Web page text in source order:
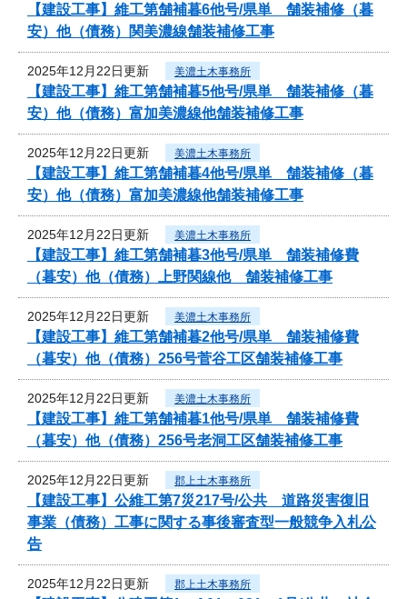
【建設工事】維工第舗補暮6他号/県単 舗装補修（暮
安）他（債務）関美濃線舗装補修工事
2025年12月22日更新 美濃土木事務所
【建設工事】維工第舗補暮5他号/県単 舗装補修（暮
安）他（債務）富加美濃線他舗装補修工事
2025年12月22日更新 美濃土木事務所
【建設工事】維工第舗補暮4他号/県単 舗装補修（暮
安）他（債務）富加美濃線他舗装補修工事
2025年12月22日更新 美濃土木事務所
【建設工事】維工第舗補暮3他号/県単 舗装補修費
（暮安）他（債務）上野関線他 舗装補修工事
2025年12月22日更新 美濃土木事務所
【建設工事】維工第舗補暮2他号/県単 舗装補修費
（暮安）他（債務）256号菅谷工区舗装補修工事
2025年12月22日更新 美濃土木事務所
【建設工事】維工第舗補暮1他号/県単 舗装補修費
（暮安）他（債務）256号老洞工区舗装補修工事
2025年12月22日更新 郡上土木事務所
【建設工事】公維工第7災217号/公共 道路災害復旧
事業（債務）工事に関する事後審査型一般競争入札公
告
2025年12月22日更新 郡上土木事務所